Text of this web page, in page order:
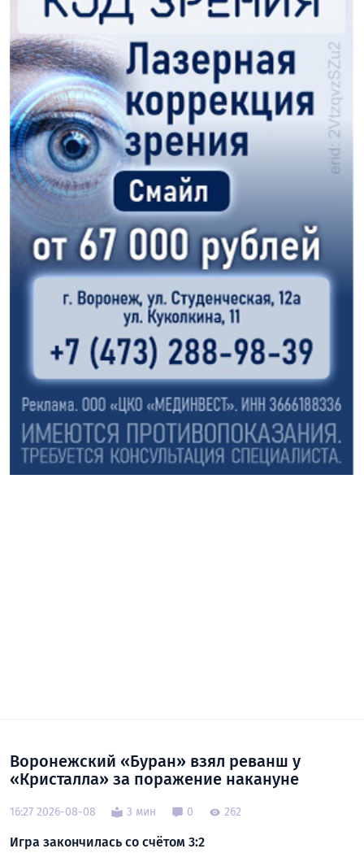
Воронежский «Буран» взял реванш у
«Кристалла» за поражение накануне
16:27 2026-08-08 3 мин 0 262
Игра закончилась со счётом 3:2